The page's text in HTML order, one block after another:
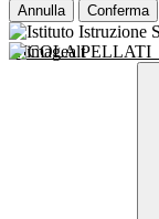
Annulla Conferma
NICOLA PELLATI